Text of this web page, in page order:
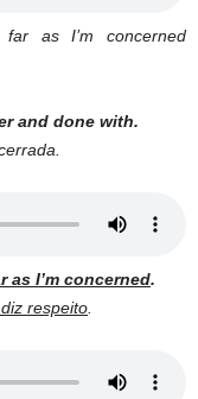
as I’m concerned
and done with.
as I’m concerned.
respeito